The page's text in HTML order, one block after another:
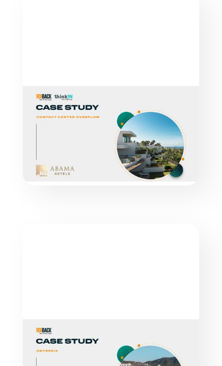
ESTUDOS DE CASO
ABAMA HOTELS
LER MAIS
ESTUDOS DE CASO
GLOBALES HOTELS